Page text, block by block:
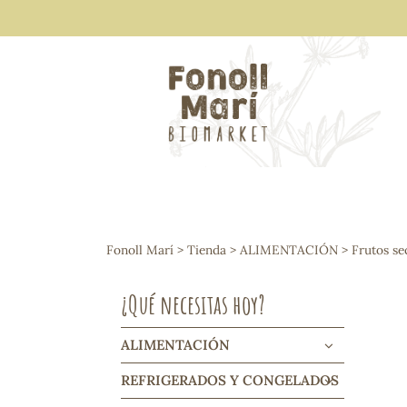
Arroces y legumbres
Frutos secos y snacks
Cereales, mueslis, hinchados y
Galletas y dulces
Vinos y cavas
Condimentos y salsas
Harinas y sémolas
Pasta
Fonoll Marí > Tienda > ALIMENTACIÓN > Frutos
¿Qué necesitas hoy?
ALIMENTACIÓN
REFRIGERADOS Y CONGELADOS